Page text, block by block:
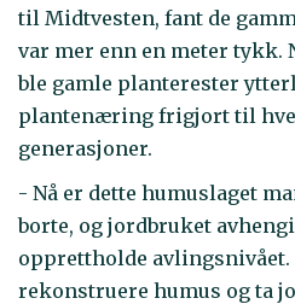
til Midtvesten, fant de
var mer enn en meter tykk.
ble gamle planterester
plantenæring frigjort til
generasjoner.
- Nå er dette humuslaget
borte, og jordbruket
opprettholde avlingsnivået.
rekonstruere humus og ta